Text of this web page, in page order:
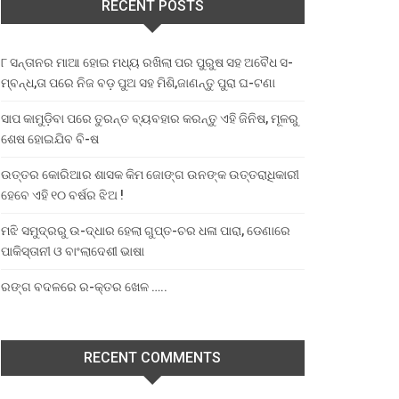
RECENT POSTS
୮ ସନ୍ତାନର ମାଆ ହୋଇ ମଧ୍ୟ ରଖିଲା ପର ପୁରୁଷ ସହ ଅବୈଧ ସ-
ମ୍ବନ୍ଧ,ତା ପରେ ନିଜ ବଡ଼ ପୁଅ ସହ ମିଶି,ଜାଣନ୍ତୁ ପୁରା ଘ-ଟଣା
ସାପ କାମୁଡ଼ିବା ପରେ ତୁରନ୍ତ ବ୍ୟବହାର କରନ୍ତୁ ଏହି ଜିନିଷ, ମୂଳରୁ
ଶେଷ ହୋଇଯିବ ବି-ଷ
ଉତ୍ତର କୋରିଆର ଶାସକ କିମ ଜୋଙ୍ଗ ଉନଙ୍କ ଉତ୍ତରାଧିକାରୀ
ହେବେ ଏହି ୧୦ ବର୍ଷର ଝିଅ !
ମଝି ସମୁଦ୍ରରୁ ଉ-ଦ୍ଧାର ହେଲା ଗୁପ୍ତ-ଚର ଧଳା ପାରା, ଡେଣାରେ
ପାକିସ୍ତାନୀ ଓ ବାଂଲାଦେଶୀ ଭାଷା
ରଙ୍ଗ ବଦଳରେ ର-କ୍ତର ଖେଳ …..
RECENT COMMENTS